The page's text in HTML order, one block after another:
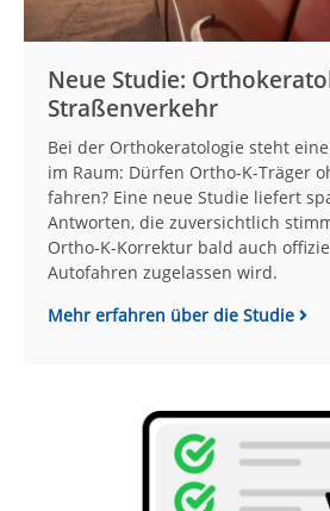
Neue Studie:
Straßenverkehr
Bei der Orthokeratologie steht
im Raum: Dürfen Ortho-K-Träger
fahren? Eine neue Studie liefert
Antworten, die zuversichtlich
Ortho-K-Korrektur bald auch
Autofahren zugelassen wird.
Mehr erfahren über die Studie